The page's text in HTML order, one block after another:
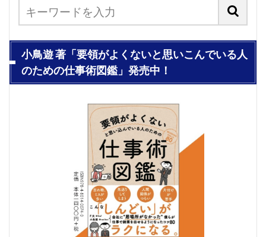
小鳥遊 著「要領がよくないと思いこんでいる人
のための仕事術図鑑」発売中！